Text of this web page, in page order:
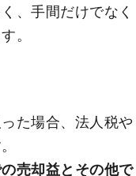
、手間だけでなく
。
た場合、法人税や
売却益とその他で